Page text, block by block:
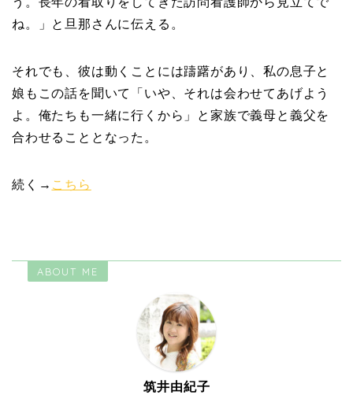
ね。」と旦那さんに伝える。
それでも、彼は動くことには躊躇があり、私の息子と
娘もこの話を聞いて「いや、それは会わせてあげよう
よ。俺たちも一緒に行くから」と家族で義母と義父を
合わせることとなった。
続く→ こちら
ABOUT ME
筑井由紀子